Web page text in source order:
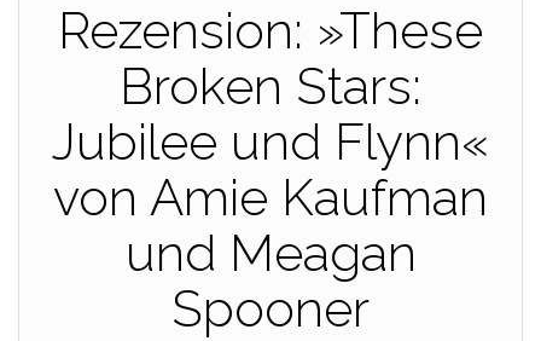
Rezension: »These
Broken Stars:
Jubilee und Flynn«
von Amie Kaufman
und Meagan
Spooner